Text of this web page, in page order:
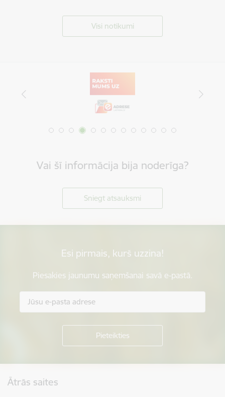
Visi notikumi
Vai šī informācija bija noderīga?
Sniegt atsauksmi
Esi pirmais, kurš uzzina!
Piesakies jaunumu saņemšanai savā e-pastā.
Ātrās saites